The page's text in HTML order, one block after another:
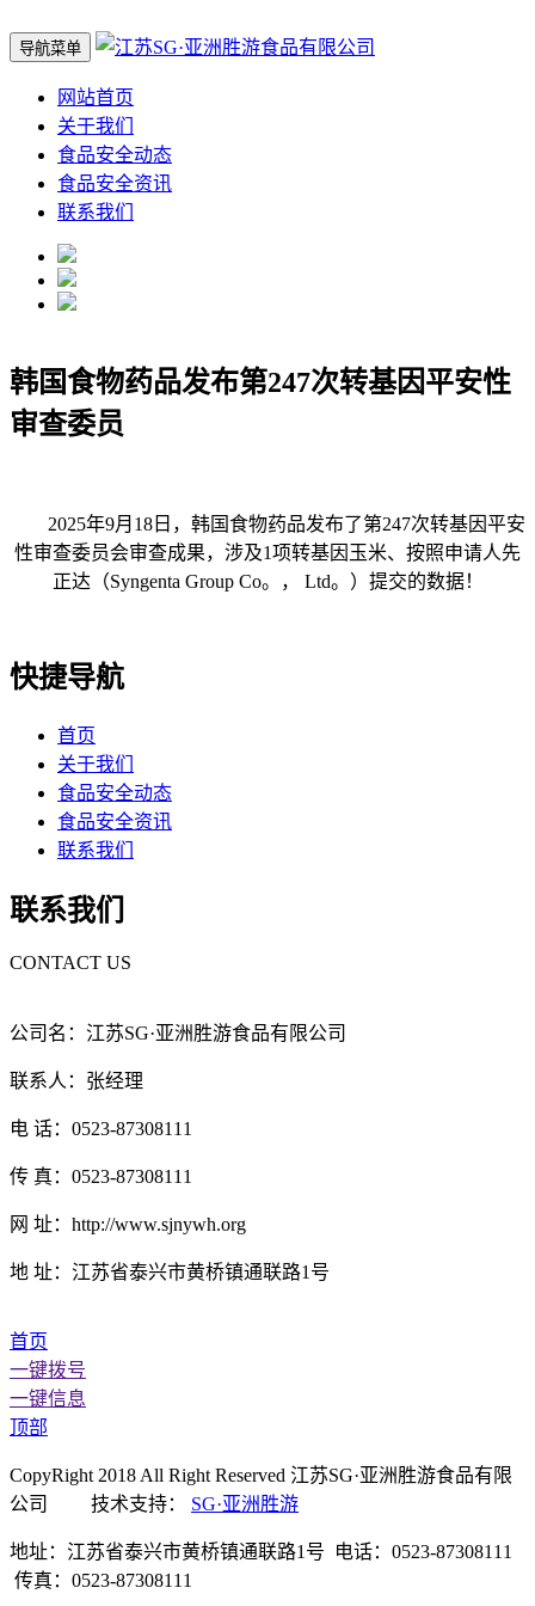
导航菜单
网站首页
关于我们
食品安全动态
食品安全资讯
联系我们
韩国食物药品发布第247次转基因平安性
审查委员
2025年9月18日，韩国食物药品发布了第247次转基因平安
性审查委员会审查成果，涉及1项转基因玉米、按照申请人先
正达（Syngenta Group Co。， Ltd。）提交的数据！
快捷导航
首页
关于我们
食品安全动态
食品安全资讯
联系我们
联系我们
CONTACT US
公司名：江苏SG·亚洲胜游食品有限公司
联系人：张经理
电 话：0523-87308111
传 真：0523-87308111
网 址：http://www.sjnywh.org
地 址：江苏省泰兴市黄桥镇通联路1号
首页
一键拨号
一键信息
顶部
CopyRight 2018 All Right Reserved 江苏SG·亚洲胜游食品有限
公司 技术支持： SG·亚洲胜游
地址：江苏省泰兴市黄桥镇通联路1号 电话：0523-87308111
传真：0523-87308111